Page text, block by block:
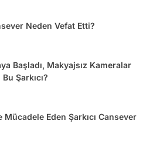
Neden Vefat Etti?
Başladı, Makyajsız Kameralar
Şarkıcı?
Eden Şarkıcı Cansever